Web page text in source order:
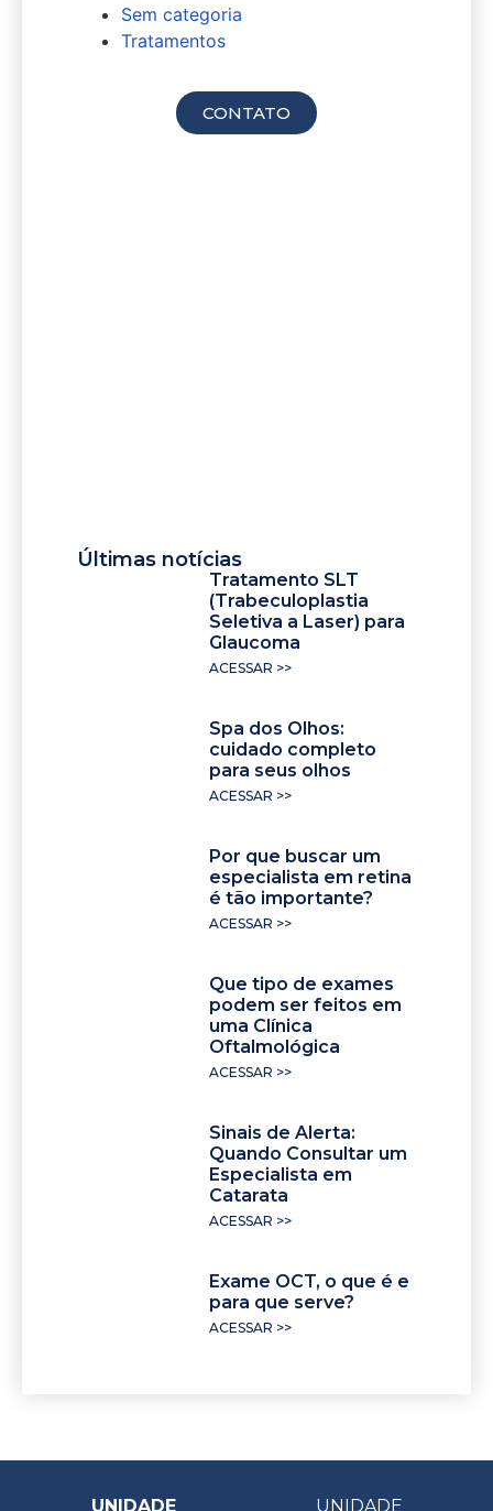
Sem categoria
Tratamentos
CONTATO
Últimas notícias
Tratamento SLT
(Trabeculoplastia
Seletiva a Laser) para
Glaucoma
ACESSAR >>
Spa dos Olhos:
cuidado completo
para seus olhos
ACESSAR >>
Por que buscar um
especialista em retina
é tão importante?
ACESSAR >>
Que tipo de exames
podem ser feitos em
uma Clínica
Oftalmológica
ACESSAR >>
Sinais de Alerta:
Quando Consultar um
Especialista em
Catarata
ACESSAR >>
Exame OCT, o que é e
para que serve?
ACESSAR >>
UNIDADE UNIDADE